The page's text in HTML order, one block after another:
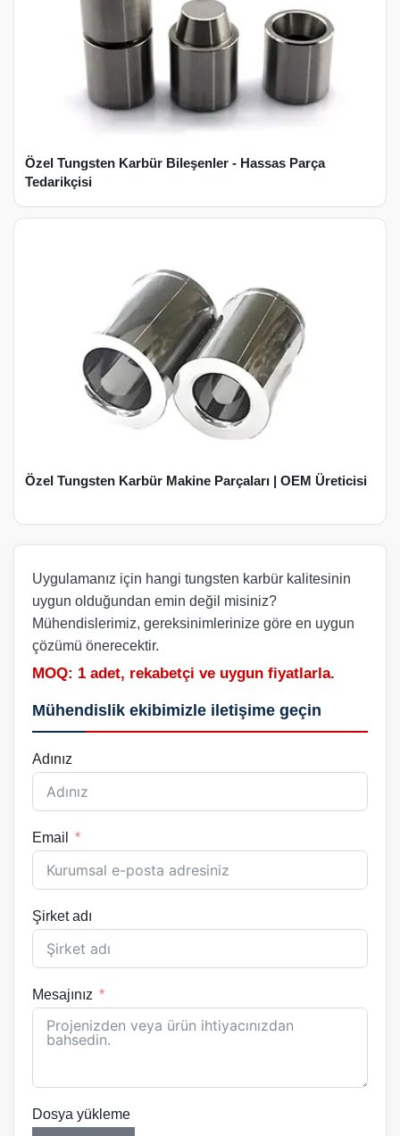
Özel Tungsten Karbür Bileşenler - Hassas Parça
Tedarikçisi
Özel Tungsten Karbür Makine Parçaları | OEM Üreticisi
Uygulamanız için hangi tungsten karbür kalitesinin
uygun olduğundan emin değil misiniz?
Mühendislerimiz, gereksinimlerinize göre en uygun
çözümü önerecektir.
MOQ: 1 adet, rekabetçi ve uygun fiyatlarla.
Mühendislik ekibimizle iletişime geçin
Adınız
Email
Şirket adı
Mesajınız
Dosya yükleme